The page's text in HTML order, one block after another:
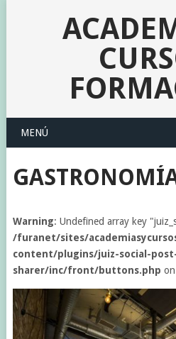
MENÚ
Warning: Undefined array key
/furanet/sites/
content/plugins/juiz-social-
sharer/inc/front/buttons.php